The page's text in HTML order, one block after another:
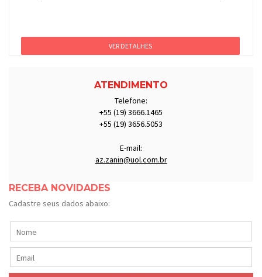
VER DETALHES
ATENDIMENTO
Telefone:
+55 (19) 3666.1465
+55 (19) 3656.5053
E-mail:
az.zanin@uol.com.br
RECEBA NOVIDADES
Cadastre seus dados abaixo: